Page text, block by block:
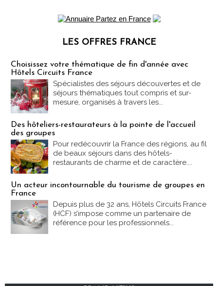
LES OFFRES FRANCE
Choisissez votre thématique de fin d'année avec
Hôtels Circuits France
Spécialistes des séjours découvertes et de
séjours thématiques tout compris et sur-
mesure, organisés à travers les...
Des hôteliers-restaurateurs à la pointe de l'accueil
des groupes
Pour redécouvrir la France des régions, au fil
de beaux séjours dans des hôtels-
restaurants de charme et de caractère....
Un acteur incontournable du tourisme de groupes en
France
Depuis plus de 32 ans, Hôtels Circuits France
(HCF) s’impose comme un partenaire de
référence pour les professionnels...